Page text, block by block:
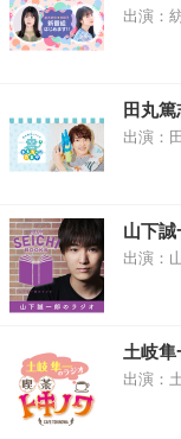
出演：
田丸
出演：
山下
出演：
土岐
出演：